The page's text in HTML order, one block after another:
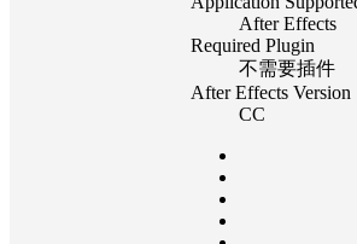
After Effects
Required Plugin
不需要插件
After Effects Version
CC